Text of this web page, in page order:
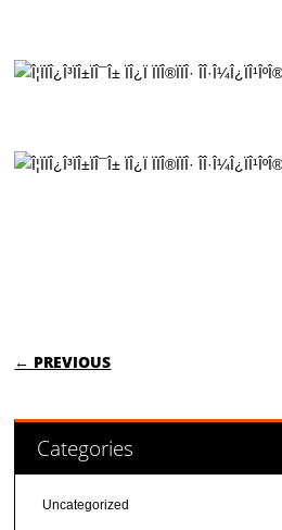
POST NAVIGATION
← PREVIOUS
Categories
Uncategorized